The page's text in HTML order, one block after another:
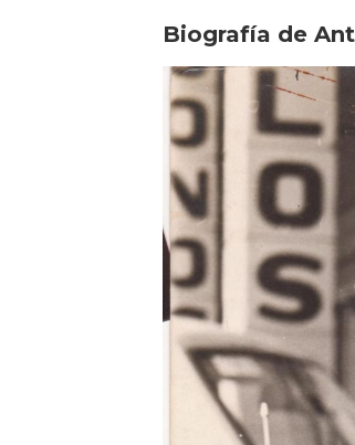
Biografía de